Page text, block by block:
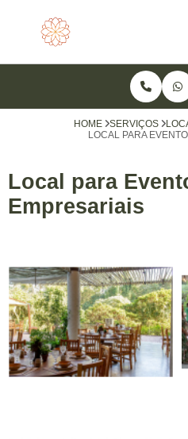
HOME SERVIÇOS
LOCAL PARA
Local para
Empresariais